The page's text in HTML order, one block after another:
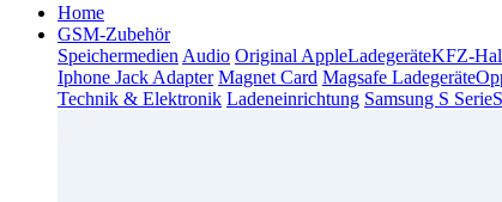
Home
GSM-Zubehör
Speichermedien Audio Original AppleLadegeräteKFZ-
Iphone Jack Adapter Magnet Card Magsafe Ladegeräte
Technik & Elektronik Ladeneinrichtung Samsung S Serie